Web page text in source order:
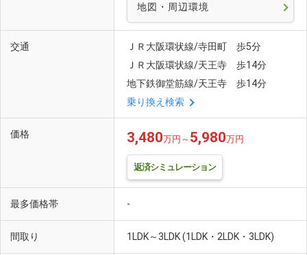
地図・周辺環境
交通
ＪＲ大阪環状線/寺田町 歩5分
ＪＲ大阪環状線/天王寺 歩14分
地下鉄御堂筋線/天王寺 歩14分
乗り換え検索
価格 3,480万円～ 5,980万円
返済シミュレーション
最多価格帯 -
間取り 1LDK～3LDK (1LDK・2LDK・3LDK)